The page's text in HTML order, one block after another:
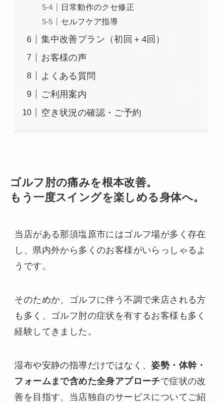
日常動作のクセ修正
セルフケア指導
集中改善プラン（初回＋4回）
お客様の声
よくある質問
ご利用案内
空き状況の確認・ご予約
ゴルフ肘の痛みを根本改善。
もう一度スイングを楽しめる身体へ。
当店がある那須塩原市にはゴルフ場が多く存在
し、県内外から多くのお客様がいらっしゃるよ
うです。
そのためか、ゴルフに伴う不調で来店される方
も多く、ゴルフ肘の症状を有するお客様も多く
経験してきました。
湿布や安静の指導だけではなく、姿勢・体幹・
フォームまで含めた全身アプローチで症状の改
善を目指す、当店独自のサービスについてご紹